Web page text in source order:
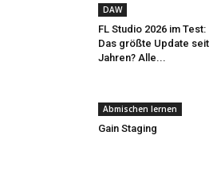
DAW
FL Studio 2026 im Test:
Das größte Update seit
Jahren? Alle...
Abmischen lernen
Gain Staging